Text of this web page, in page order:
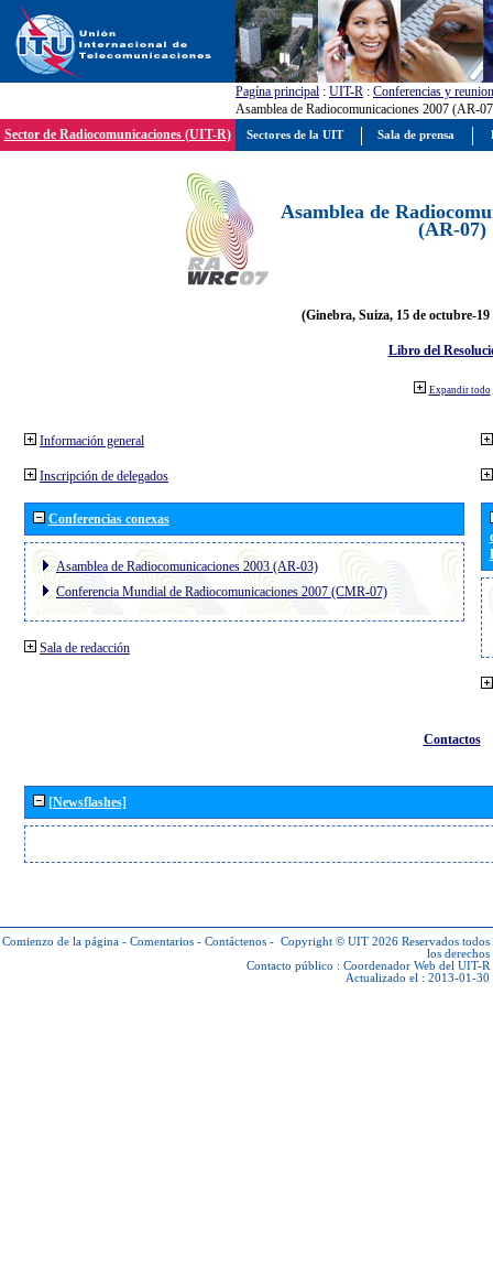
Pagína principal : UIT-R : Conferencias y
Asamblea de Radiocomunicaciones 2007 (AR-
Sector de Radiocomunicaciones (UIT-R)
Asamblea de
(AR-07)
(Ginebra, Suiza, 15 de octubre-19
Libro del
Expandir todo
Información general
Inscripción de delegados
Conferencias conexas
Asamblea de Radiocomunicaciones 2003 (AR-03)
Conferencia Mundial de Radiocomunicaciones 2007 (CMR-07)
Sala de redacción
Contactos
[Newsflashes]
Comienzo de la página - Comentarios - Contáctenos - Copyright © UIT 2026 Reservados todos
los derechos
Contacto público : Coordenador Web del UIT-R
Actualizado el : 2013-01-30
Sectores de la UIT Sala de prensa